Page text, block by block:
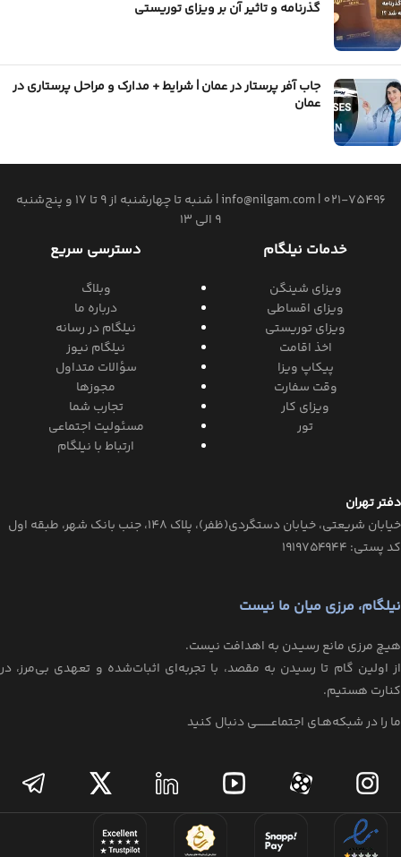
گذرنامه و تاثیر آن بر ویزای توریستی
جاب آفر پرستار در عمان | شرایط + مدارک و مراحل پرستاری در
عمان
021-75496
|
info@nilgam.com
| شنبه تا چهارشنبه از 9 تا 17 و پنج‌شنبه
9 الی 13
نیلگام، مرزی میان ما نیست
هیـچ مرزی مانع رسیـدن به اهدافت نیست.
از اولین گام تا رسیدن به مقصد، با تجربه‌ای اثبات‌شده و تعهدی بی‌مرز، در
کنارت هستیم.
ما را در شبکه‌هـای اجتماعــــــــی دنبال کنید
خدمات نیلگام
ویزای شینگن
ویزای اقساطی
ویزای توریستی
اخذ اقامت
پیکاپ ویزا
وقت سفارت
ویزای کار
تور
دسترسی سریع
وبلاگ
درباره ما
نیلگام در رسانه
نیلگام نیوز
سؤالات متداول
مجوزها
تجارب شما
مسئولیت اجتماعی
ارتباط با نیلگام
دفتر تهران
خیابان‌ شریعتی، خیابان‌ دستگردی(ظفر)، پلاک 148، جنب بانک شهر، طبقه اول
کد پستی: ۱۹۱۹۷۵۴۹۴۴